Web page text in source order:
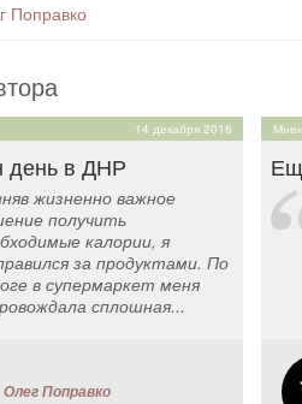
Поправко
14 декабря 2016
день в ДНР
жизненно важное
получить
калории, я
за продуктами. По
в супермаркет меня
сплошная...
Олег Поправко